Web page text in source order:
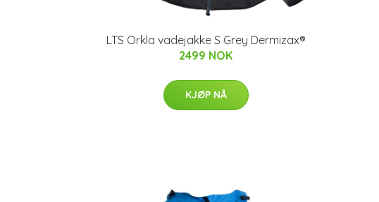
LTS Orkla vadejakke S Grey Dermizax®
2499 NOK
KJØP NÅ